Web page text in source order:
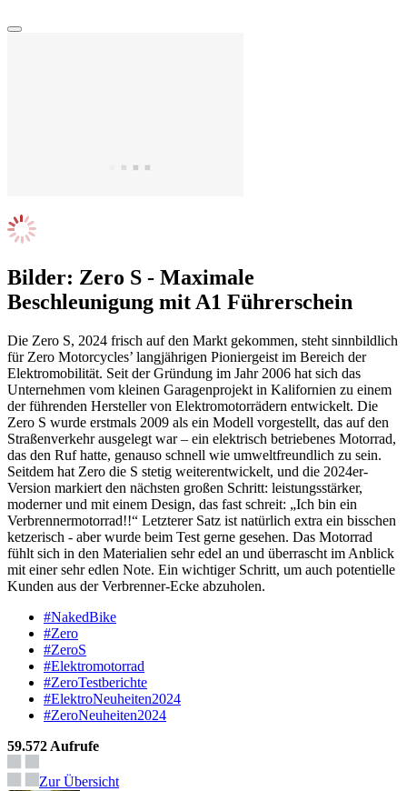
Bilder: Zero S - Maximale
Beschleunigung mit A1 Führerschein
Die Zero S, 2024 frisch auf den Markt gekommen, steht sinnbildlich
für Zero Motorcycles’ langjährigen Pioniergeist im Bereich der
Elektromobilität. Seit der Gründung im Jahr 2006 hat sich das
Unternehmen vom kleinen Garagenprojekt in Kalifornien zu einem
der führenden Hersteller von Elektromotorrädern entwickelt. Die
Zero S wurde erstmals 2009 als ein Modell vorgestellt, das auf den
Straßenverkehr ausgelegt war – ein elektrisch betriebenes Motorrad,
das den Ruf hatte, genauso schnell wie umweltfreundlich zu sein.
Seitdem hat Zero die S stetig weiterentwickelt, und die 2024er-
Version markiert den nächsten großen Schritt: leistungsstärker,
moderner und mit einem Design, das fast schreit: „Ich bin ein
Verbrennermotorrad!!“ Letzterer Satz ist natürlich extra ein bisschen
ketzerisch - aber wurde beim Test gerne gesehen. Das Motorrad
fühlt sich in den Materialien sehr edel an und überrascht im Anblick
mit einer sehr edlen Note. Ein wichtiger Schritt, um auch potentielle
Kunden aus der Verbrenner-Ecke abzuholen.
#NakedBike
#Zero
#ZeroS
#Elektromotorrad
#ZeroTestberichte
#ElektroNeuheiten2024
#ZeroNeuheiten2024
59.572 Aufrufe
Zur Übersicht